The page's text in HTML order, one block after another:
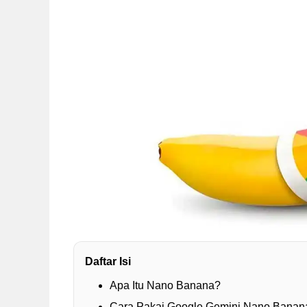
Daftar Isi
Apa Itu Nano Banana?